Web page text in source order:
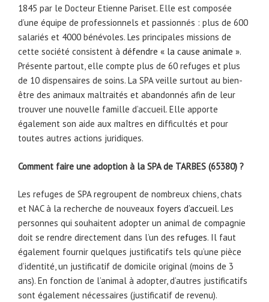
1845 par le Docteur Etienne Pariset. Elle est composée
d’une équipe de professionnels et passionnés : plus de 600
salariés et 4000 bénévoles. Les principales missions de
cette société consistent à défendre « la cause animale ».
Présente partout, elle compte plus de 60 refuges et plus
de 10 dispensaires de soins. La SPA veille surtout au bien-
être des animaux maltraités et abandonnés afin de leur
trouver une nouvelle famille d’accueil. Elle apporte
également son aide aux maîtres en difficultés et pour
toutes autres actions juridiques.
Comment faire une adoption à la SPA de TARBES (65380) ?
Les refuges de SPA regroupent de nombreux chiens, chats
et NAC à la recherche de nouveaux foyers d’accueil. Les
personnes qui souhaitent adopter un animal de compagnie
doit se rendre directement dans l’un des refuges. Il faut
également fournir quelques justificatifs tels qu’une pièce
d’identité, un justificatif de domicile original (moins de 3
ans). En fonction de l’animal à adopter, d’autres justificatifs
sont également nécessaires (justificatif de revenu).